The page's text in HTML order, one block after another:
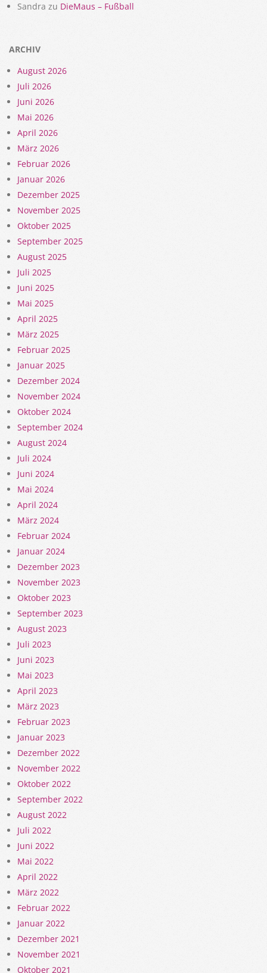
Sandra zu DieMaus – Fußball
ARCHIV
August 2026
Juli 2026
Juni 2026
Mai 2026
April 2026
März 2026
Februar 2026
Januar 2026
Dezember 2025
November 2025
Oktober 2025
September 2025
August 2025
Juli 2025
Juni 2025
Mai 2025
April 2025
März 2025
Februar 2025
Januar 2025
Dezember 2024
November 2024
Oktober 2024
September 2024
August 2024
Juli 2024
Juni 2024
Mai 2024
April 2024
März 2024
Februar 2024
Januar 2024
Dezember 2023
November 2023
Oktober 2023
September 2023
August 2023
Juli 2023
Juni 2023
Mai 2023
April 2023
März 2023
Februar 2023
Januar 2023
Dezember 2022
November 2022
Oktober 2022
September 2022
August 2022
Juli 2022
Juni 2022
Mai 2022
April 2022
März 2022
Februar 2022
Januar 2022
Dezember 2021
November 2021
Oktober 2021